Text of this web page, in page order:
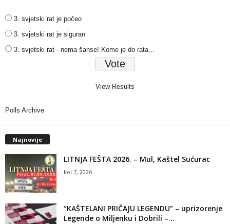
3. svjetski rat je počeo
3. svjetski rat je siguran
3. svjetski rat - nema šanse! Kome je do rata...
View Results
Polls Archive
Najnovije
LITNJA FEŠTA 2026. – Mul, Kaštel Sućurac
kol 7, 2026
“KAŠTELANI PRIČAJU LEGENDU” – uprizorenje
Legende o Miljenku i Dobrili –...